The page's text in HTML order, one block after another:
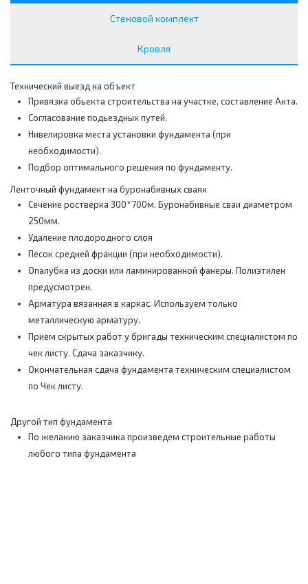
Стеновой комплект
Кровля
Технический выезд на объект
Привязка обьекта строительства на участке, составление Акта.
Согласование подьездных путей.
Нивелировка места установки фундамента (при
необходимости).
Подбор оптимального решения по фундаменту.
Ленточный фундамент на буронабивных сваях
Сечение ростверка 300*700м. Буронабивные сваи диаметром
250мм.
Удаление плодородного слоя
Песок средней фракции (при необходимости).
Опалубка из доски или ламинированной фанеры. Полиэтилен
предусмотрен.
Арматура вязанная в каркас. Используем только
металлическую арматуру.
Прием скрытых работ у бригады техническим специалистом по
чек листу. Сдача заказчику.
Окончательная сдача фундамента техническим специалистом
по Чек листу.
Другой тип фундамента
По желанию заказчика произведем строительные работы
любого типа фундамента